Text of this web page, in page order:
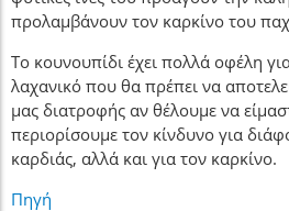
προλαμβάνουν τον καρκίνο του
Το κουνουπίδι έχει πολλά οφέλη
λαχανικό που θα πρέπει να
μας διατροφής αν θέλουμε να
περιορίσουμε τον κίνδυνο για
καρδιάς, αλλά και για τον καρκίνο.
Πηγή